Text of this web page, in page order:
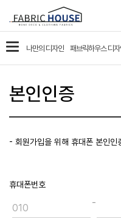
패
브
릭
우
스
카
테
고
리
나만의 디자인 패브릭하우스 디
본인인증
- 회원가입을 위해 휴대폰 본인인
휴대폰번호